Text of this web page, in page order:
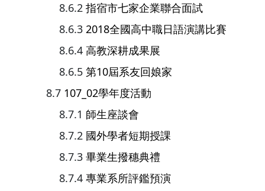
指宿市七家企業聯合面試
2018全國高中職日語演講比賽
高教深耕成果展
第10屆系友回娘家
107_02學年度活動
師生座談會
國外學者短期授課
畢業生撥穗典禮
專業系所評鑑預演